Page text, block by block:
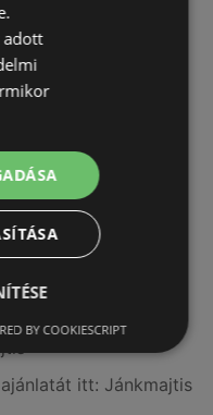
itt:
itt: Jánkmajtis
adott
BY COOKIESCRIPT